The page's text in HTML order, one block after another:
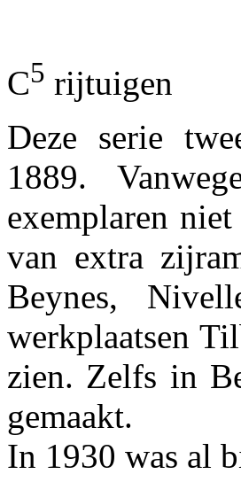
C5 rijtuigen
Deze serie
1889.
exemplaren
van extra
Beynes,
werkplaatsen
zien. Zelfs in
gemaakt.
In 1930 was al